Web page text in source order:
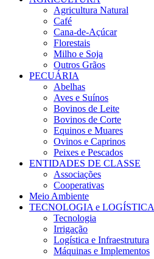
Agricultura Natural
Café
Cana-de-Açúcar
Florestais
Milho e Soja
Outros Grãos
PECUÁRIA
Abelhas
Aves e Suínos
Bovinos de Leite
Bovinos de Corte
Equinos e Muares
Ovinos e Caprinos
Peixes e Pescados
ENTIDADES DE CLASSE
Associações
Cooperativas
Meio Ambiente
TECNOLOGIA e LOGÍSTICA
Tecnologia
Irrigação
Logística e Infraestrutura
Máquinas e Implementos